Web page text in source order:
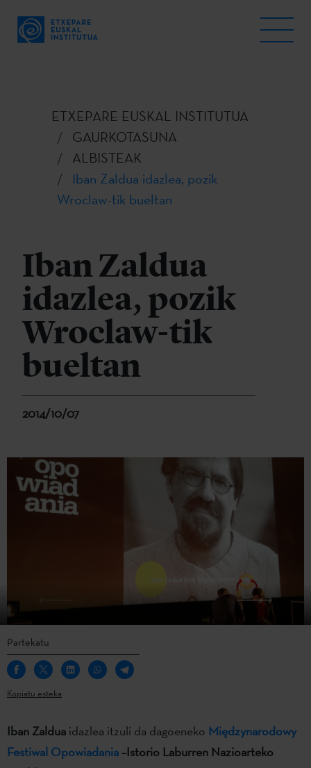
ETXEPARE EUSKAL INSTITUTUA
GAURKOTASUNA
ALBISTEAK
Iban Zaldua idazlea, pozik
Wroclaw-tik bueltan
Iban Zaldua
idazlea, pozik
Wroclaw-tik
bueltan
2014/10/07
Partekatu
Kopiatu esteka
Iban Zaldua idazlea itzuli da dagoeneko Międzynarodowy
Festiwal Opowiadania –Istorio Laburren Nazioarteko